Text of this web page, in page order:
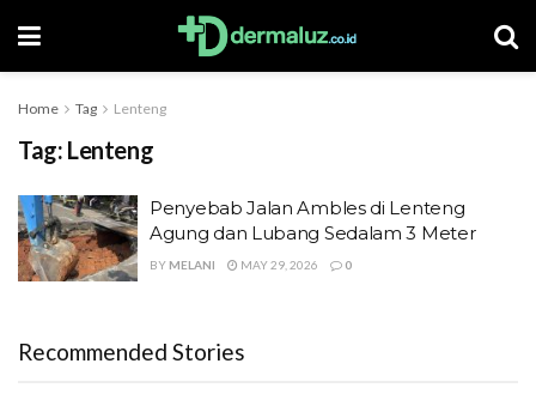
Home Tag Lenteng
Tag: Lenteng
Penyebab Jalan Ambles di Lenteng
Agung dan Lubang Sedalam 3 Meter
BY MELANI MAY 29, 2026 0
Recommended Stories